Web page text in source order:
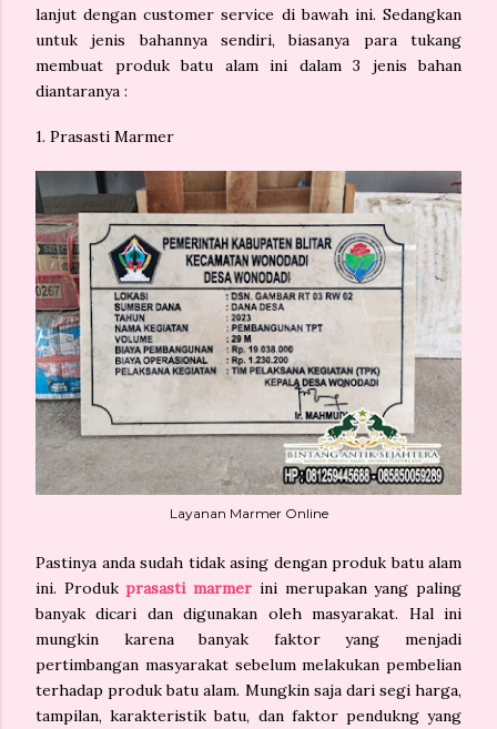
lanjut dengan customer service di bawah ini. Sedangkan
untuk jenis bahannya sendiri, biasanya para tukang
membuat produk batu alam ini dalam 3 jenis bahan
diantaranya :
1. Prasasti Marmer
Layanan Marmer Online
Pastinya anda sudah tidak asing dengan produk batu alam
ini. Produk prasasti marmer ini merupakan yang paling
banyak dicari dan digunakan oleh masyarakat. Hal ini
mungkin karena banyak faktor yang menjadi
pertimbangan masyarakat sebelum melakukan pembelian
terhadap produk batu alam. Mungkin saja dari segi harga,
tampilan, karakteristik batu, dan faktor pendukng yang